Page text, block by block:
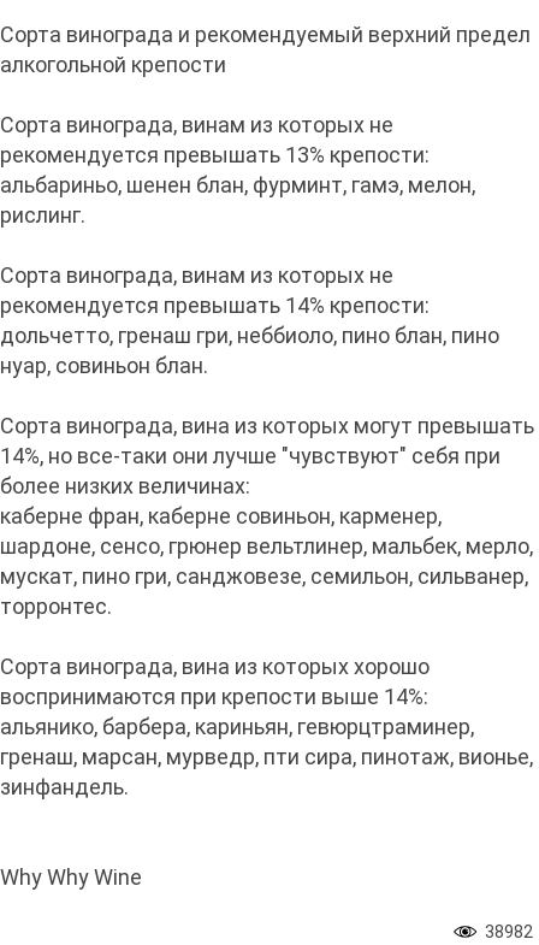
Сорта винограда и рекомендуемый верхний предел
алкогольной крепости
Сорта винограда, винам из которых не
рекомендуется превышать 13% крепости:
альбариньо, шенен блан, фурминт, гамэ, мелон,
рислинг.
Сорта винограда, винам из которых не
рекомендуется превышать 14% крепости:
дольчетто, гренаш гри, неббиоло, пино блан, пино
нуар, совиньон блан.
Сорта винограда, вина из которых могут превышать
14%, но все-таки они лучше "чувствуют" себя при
более низких величинах:
каберне фран, каберне совиньон, карменер,
шардоне, сенсо, грюнер вельтлинер, мальбек, мерло,
мускат, пино гри, санджовезе, семильон, сильванер,
торронтес.
Сорта винограда, вина из которых хорошо
воспринимаются при крепости выше 14%:
альянико, барбера, кариньян, гевюрцтраминер,
гренаш, марсан, мурведр, пти сира, пинотаж, вионье,
зинфандель.
Why Why Wine
38982